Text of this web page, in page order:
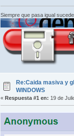
Siempre que pasa igual
Re:Caida masiva y
WINDOWS
« Respuesta #1 en: 19 de